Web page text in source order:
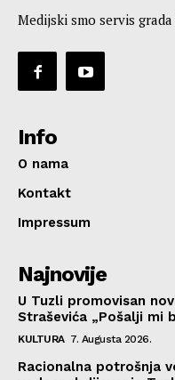
Medijski smo servis
Info
O nama
Kontakt
Impressum
Najnovije
U Tuzli promovisan
Straševića „Pošalji mi
KULTURA 7. Augusta 2026.
Racionalna potrošnja